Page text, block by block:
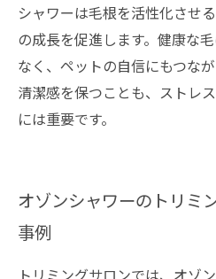
シャワーは毛根を活性化させ
の成長を促進します。健康な
なく、ペットの自信にもつな
清潔感を保つことも、ストレ
には重要です。
オゾンシャワーのトリミ
事例
トリミングサロンでは、オゾ